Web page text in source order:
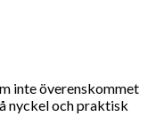
inte överenskommet
nyckel och praktisk